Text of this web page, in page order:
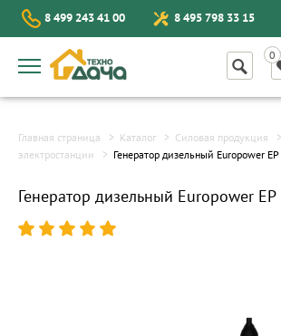
8 499 243 41 00 8 495 798 33 15
Главная страница Каталог Силовая продукция
электростанции
Генератор дизельный Europower
Генератор дизельный Europower EP